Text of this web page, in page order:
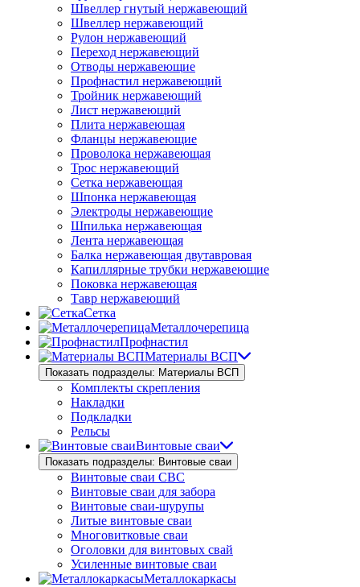
Швеллер гнутый нержавеющий
Швеллер нержавеющий
Рулон нержавеющий
Переход нержавеющий
Отводы нержавеющие
Профнастил нержавеющий
Тройник нержавеющий
Лист нержавеющий
Плита нержавеющая
Фланцы нержавеющие
Проволока нержавеющая
Трос нержавеющий
Сетка нержавеющая
Шпонка нержавеющая
Электроды нержавеющие
Шпилька нержавеющая
Лента нержавеющая
Балка нержавеющая двутавровая
Капиллярные трубки нержавеющие
Поковка нержавеющая
Тавр нержавеющий
Сетка
Металлочерепица
Профнастил
Материалы ВСП
Показать подразделы: Материалы ВСП
Комплекты скрепления
Накладки
Подкладки
Рельсы
Винтовые сваи
Показать подразделы: Винтовые сваи
Винтовые сваи СВС
Винтовые сваи для забора
Винтовые сваи-шурупы
Литые винтовые сваи
Многовитковые сваи
Оголовки для винтовых свай
Усиленные винтовые сваи
Металлокаркасы